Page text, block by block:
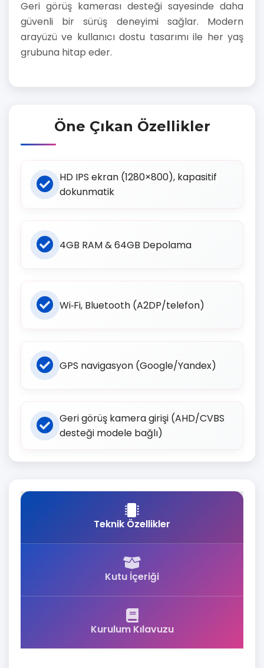
Geri görüş kamerası desteği sayesinde daha
güvenli bir sürüş deneyimi sağlar. Modern
arayüzü ve kullanıcı dostu tasarımı ile her yaş
grubuna hitap eder.
Öne Çıkan Özellikler
HD IPS ekran (1280×800), kapasitif
dokunmatik
4GB RAM & 64GB Depolama
Wi‑Fi, Bluetooth (A2DP/telefon)
GPS navigasyon (Google/Yandex)
Geri görüş kamera girişi (AHD/CVBS
desteği modele bağlı)
Teknik Özellikler
Kutu İçeriği
Kurulum Kılavuzu